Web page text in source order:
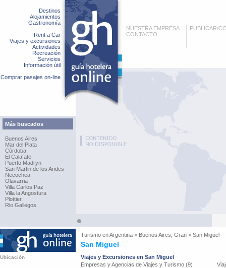
Destinos
Alojamientos
Gastronomía
Rent a Car
Viajes y excursiones
Actividades
Recreación
Servicios
Información útil
Comprar pasajes on-line
Más buscados
Buenos Aires
Mar del Plata
Córdoba
El Calafate
Puerto Madryn
San Martin de los Andes
Necochea
Olavarria
Villa Carlos Paz
Villa la Angostura
Plottier
Rio Gallegos
NUESTRA EMPRESA
CONTACTO
PUBLICAR/
Turismo enArgentina > Buenos Aires, Gran > San Miguel
San Miguel
Ubicación
Viajes y Excursiones en San Miguel
Empresas y Agencias de Viajes y Turismo (9)